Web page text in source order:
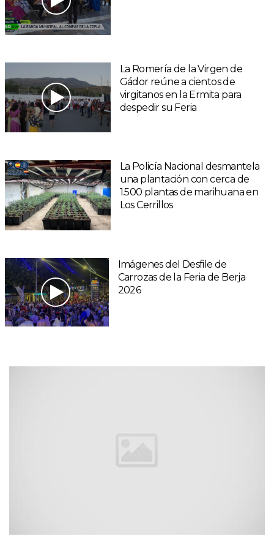
La Romería de la Virgen de
Gádor reúne a cientos de
virgitanos en la Ermita para
despedir su Feria
La Policía Nacional desmantela
una plantación con cerca de
1.500 plantas de marihuana en
Los Cerrillos
Imágenes del Desfile de
Carrozas de la Feria de Berja
2026